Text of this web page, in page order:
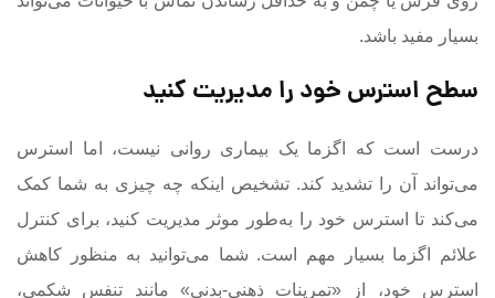
بسیار مفید باشد.
سطح استرس خود را مدیریت کنید
درست است که اگزما یک بیماری روانی نیست، اما استرس
می‌تواند آن را تشدید کند. تشخیص اینکه چه چیزی به شما کمک
می‌کند تا استرس خود را به‌طور موثر مدیریت کنید، برای کنترل
علائم اگزما بسیار مهم است. شما می‌توانید به منظور کاهش
استرس خود، از «تمرینات ذهنی-بدنی» مانند تنفس شکمی،